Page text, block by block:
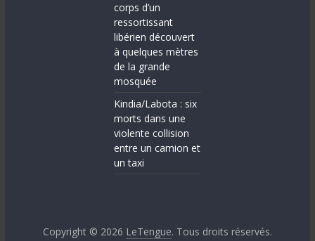
corps d’un
ressortissant
libérien découvert
à quelques mètres
de la grande
mosquée
Kindia/Labota : six
morts dans une
violente collision
entre un camion et
un taxi
Copyright © 2026 LeTengue. Tous droits réservés.